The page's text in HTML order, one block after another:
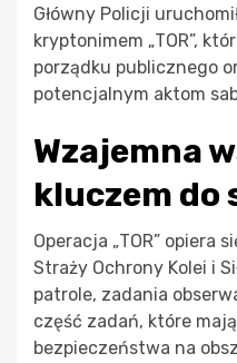
Główny Policji
kryptonimem „TOR”,
porządku publicznego
potencjalnym aktom
Wzajemna
kluczem do
Operacja „TOR” opiera
Straży Ochrony Kolei i
patrole, zadania
część zadań, które
bezpieczeństwa na